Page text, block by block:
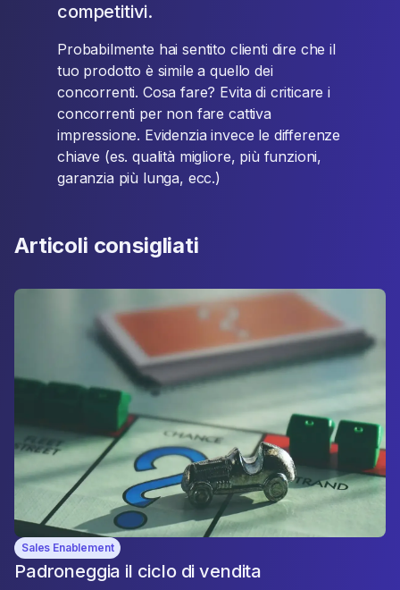
competitivi.
Probabilmente hai sentito clienti dire che il
tuo prodotto è simile a quello dei
concorrenti. Cosa fare? Evita di criticare i
concorrenti per non fare cattiva
impressione. Evidenzia invece le differenze
chiave (es. qualità migliore, più funzioni,
garanzia più lunga, ecc.)
Articoli consigliati
Sales Enablement
Padroneggia il ciclo di vendita